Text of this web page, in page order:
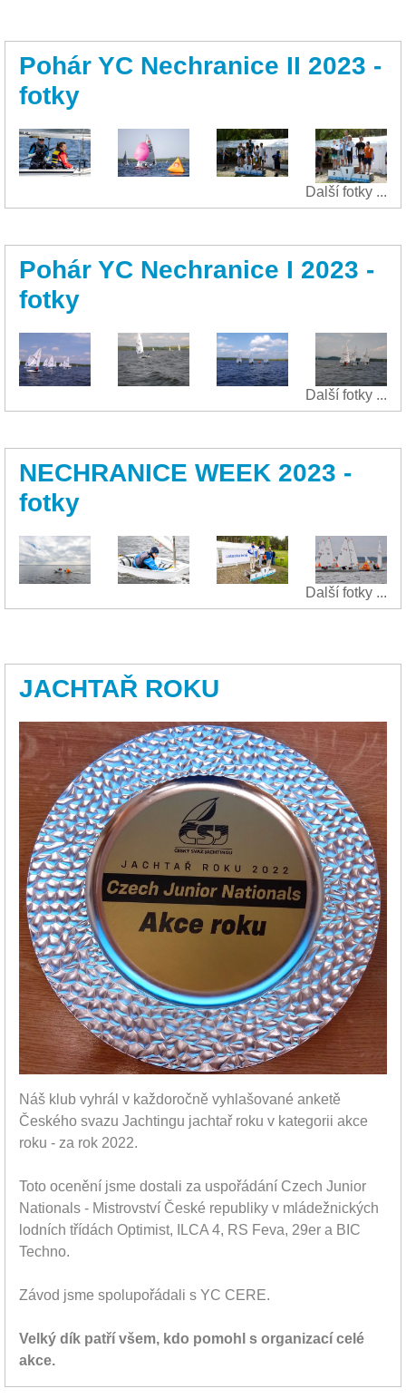
Pohár YC Nechranice II 2023 -
fotky
Další fotky ...
Pohár YC Nechranice I 2023 -
fotky
Další fotky ...
NECHRANICE WEEK 2023 -
fotky
Další fotky ...
JACHTAŘ ROKU
Náš klub vyhrál v každoročně vyhlašované anketě
Českého svazu Jachtingu jachtař roku v kategorii akce
roku - za rok 2022.
Toto ocenění jsme dostali za uspořádání Czech Junior
Nationals - Mistrovství České republiky v mládežnických
lodních třídách Optimist, ILCA 4, RS Feva, 29er a BIC
Techno.
Závod jsme spolupořádali s YC CERE.
Velký dík patří všem, kdo pomohl s organizací celé
akce.